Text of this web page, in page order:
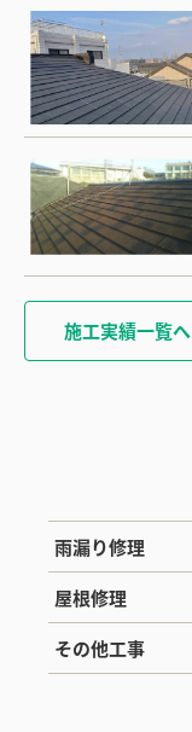
施工実績一覧へ
雨漏り修理
屋根修理
その他工事